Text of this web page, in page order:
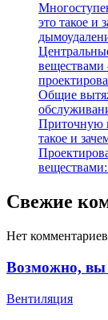
это такое и
веществами
Общие
Приточную
такое и
Свежие
Нет
Возможно, вы
Вентиляция